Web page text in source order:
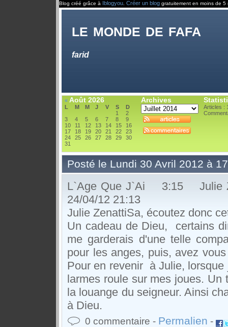
Blog créé grâce à Iblogyou Créer un blog gratuitement en moins de 5
le monde de fafa
farid
« Août 2026
L M M J V S
D
1
2
3
4 5 6 7 8
9
10
11 12 13 14 15
16
17
18 19 20 21 22
23
24
25 26 27 28 29
30
31
Archives
Articles :
Posté le Lundi 30 Avril 2012 à
L`Age Que J`Ai 3:15
24/04/12 21:13
Julie ZenattiSa, écoutez donc
Un cadeau de Dieu, certains
me garderais d'une telle
pour les anges, puis, avez
Pour en revenir à Julie,
larmes roule sur mes joues. Un
la louange du seigneur. Ainsi
à Dieu.
0 commentaire - Permalien -